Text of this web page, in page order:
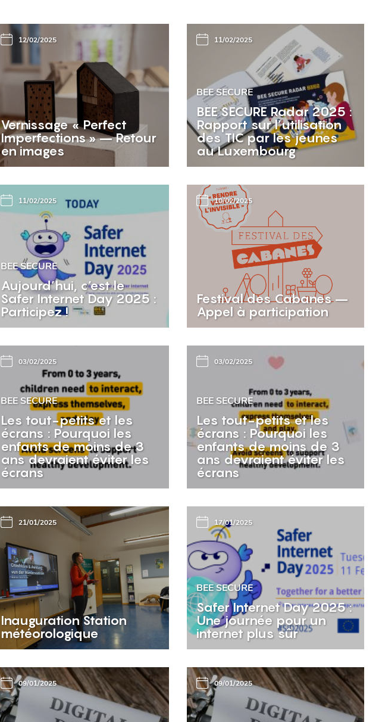
12/02/2025
Vernissage « Perfect
Imperfections » – Retour
en images
11/02/2025
BEE SECURE
BEE SECURE Radar 2025 :
Rapport sur l’utilisation
des TIC par les jeunes
au Luxembourg
11/02/2025
BEE SECURE
Aujourd’hui, c’est le
Safer Internet Day 2025 :
Participez !
10/02/2025
Festival des Cabanes –
Appel à participation
03/02/2025
BEE SECURE
Les tout-petits et les
écrans : Pourquoi les
enfants de moins de 3
ans devraient éviter les
écrans
03/02/2025
BEE SECURE
Les tout-petits et les
écrans : Pourquoi les
enfants de moins de 3
ans devraient éviter les
écrans
21/01/2025
Inauguration Station
météorologique
17/01/2025
BEE SECURE
Safer Internet Day 2025 :
Une journée pour un
internet plus sûr
09/01/2025 09/01/2025